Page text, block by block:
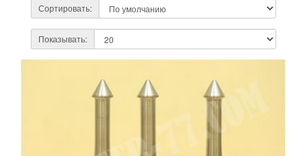
Сортировать:
Показывать: